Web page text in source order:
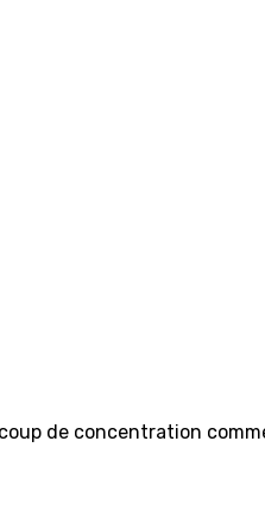
de concentration